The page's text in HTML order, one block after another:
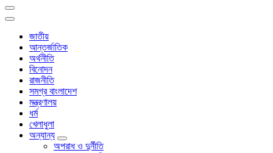
জাতীয়
আন্তর্জাতিক
অর্থনীতি
বিনোদন
রাজনীতি
সমগ্র বাংলাদেশ
মন্ত্রণালয়
ধর্ম
খেলাধুলা
অন্যান্য
অপরাধ ও দুর্নীতি